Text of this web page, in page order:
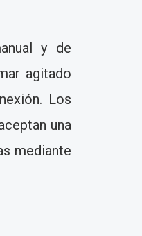
y de
agitado
Los
una
mediante